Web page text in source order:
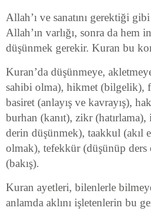
Allah’ı ve sanatını gerektiği
Allah’ın varlığı, sonra da hem
düşünmek gerekir. Kuran bu
Kuran’da düşünmeye,
sahibi olma), hikmet (bilgelik),
basiret (anlayış ve kavrayış),
burhan (kanıt), zikr (hatırlama),
derin düşünmek), taakkul (akıl
olmak), tefekkür (düşünüp ders
(bakış).
Kuran ayetleri, bilenlerle
anlamda aklını işletenlerin bu